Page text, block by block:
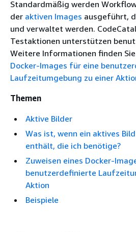
Standardmäßig werden
der aktiven Images ausgeführt,
und verwaltet werden.
Testaktionen unterstützen
Weitere Informationen finden
Docker-Images für eine
Laufzeitumgebung zu einer
Themen
Aktive Bilder
Was ist, wenn ein aktives
enthält, die ich benötige?
Zuweisen eines Docker-
benutzerdefinierte
Aktion
Beispiele